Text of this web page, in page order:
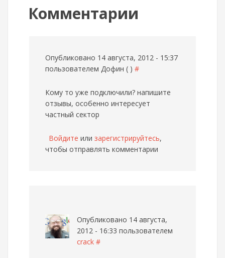
Комментарии
Опубликовано 14 августа, 2012 - 15:37
пользователем Дофин ( ) #
Кому то уже подключили? напишите
отзывы, особенно интересует
частный сектор
Войдите или зарегистрируйтесь,
чтобы отправлять комментарии
Опубликовано 14 августа,
2012 - 16:33 пользователем
crack #